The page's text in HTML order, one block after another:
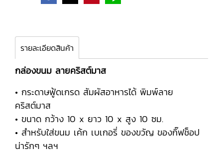
รายละเอียดสินค้า
กล่องขนม ลายคริสต์มาส
• กระดาษฟู้ดเกรด สัมผัสอาหารได้ พิมพ์ลาย
คริสต์มาส
• ขนาด กว้าง 10 x ยาว 10 x สูง 10 ซม.
• สำหรับใส่ขนม เค้ก เบเกอรี่ ของขวัญ ของกิ๊ฟช็อป
น่ารักๆ ฯลฯ